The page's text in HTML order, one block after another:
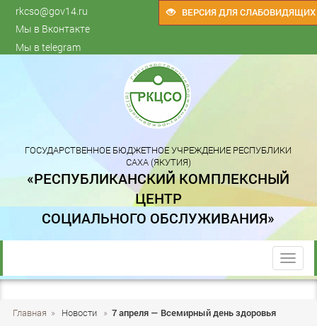
ВЕРСИЯ ДЛЯ СЛАБОВИДЯЩИХ
rkcso@gov14.ru
Мы в Вконтакте
Мы в telegram
ГОСУДАРСТВЕННОЕ БЮДЖЕТНОЕ УЧРЕЖДЕНИЕ РЕСПУБЛИКИ
САХА (ЯКУТИЯ)
«РЕСПУБЛИКАНСКИЙ КОМПЛЕКСНЫЙ
ЦЕНТР
СОЦИАЛЬНОГО ОБСЛУЖИВАНИЯ»
trk
Главная » Новости » 7 апреля — Всемирный день здоровья